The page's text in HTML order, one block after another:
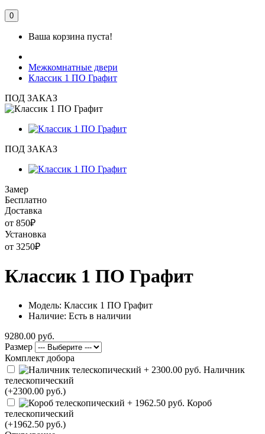
0
Ваша корзина пуста!
Межкомнатные двери
Классик 1 ПО Графит
ПОД ЗАКАЗ
ПОД ЗАКАЗ
Замер
Бесплатно
Доставка
от 850₽
Установка
от 3250₽
Классик 1 ПО Графит
Модель: Классик 1 ПО Графит
Наличие: Есть в наличии
9280.00 руб.
Размер
Комплект добора
Наличник
телескопический
(+2300.00 руб.)
Короб
телескопический
(+1962.50 руб.)